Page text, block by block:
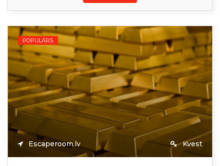
POPULĀRS
Escaperoom.lv Kvest